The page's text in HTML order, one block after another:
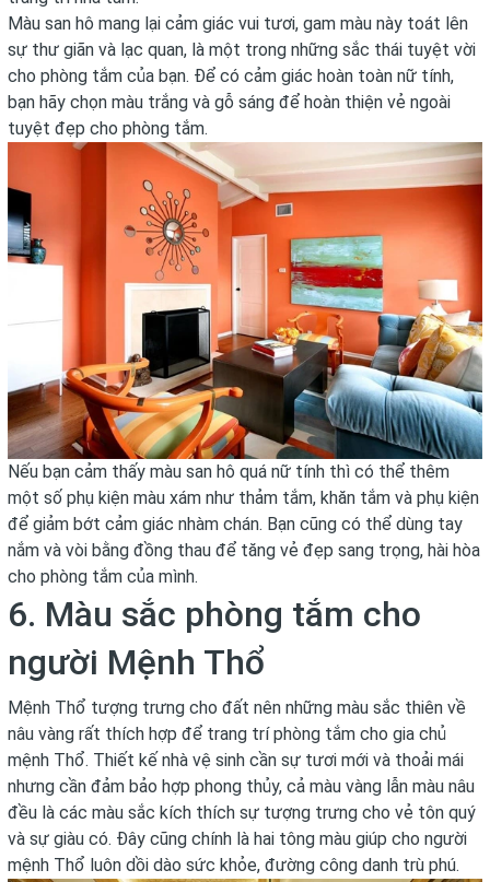
Màu san hô mang lại cảm giác vui tươi, gam màu này toát lên
sự thư giãn và lạc quan, là một trong những sắc thái tuyệt vời
cho phòng tắm của bạn. Để có cảm giác hoàn toàn nữ tính,
bạn hãy chọn màu trắng và gỗ sáng để hoàn thiện vẻ ngoài
tuyệt đẹp cho phòng tắm.
Nếu bạn cảm thấy màu san hô quá nữ tính thì có thể thêm
một số phụ kiện màu xám như thảm tắm, khăn tắm và phụ kiện
để giảm bớt cảm giác nhàm chán. Bạn cũng có thể dùng tay
nắm và vòi bằng đồng thau để tăng vẻ đẹp sang trọng, hài hòa
cho phòng tắm của mình.
6. Màu sắc phòng tắm cho
người Mệnh Thổ
Mệnh Thổ tượng trưng cho đất nên những màu sắc thiên về
nâu vàng rất thích hợp để trang trí phòng tắm cho gia chủ
mệnh Thổ. Thiết kế nhà vệ sinh cần sự tươi mới và thoải mái
nhưng cần đảm bảo hợp phong thủy, cả màu vàng lẫn màu nâu
đều là các màu sắc kích thích sự tượng trưng cho vẻ tôn quý
và sự giàu có. Đây cũng chính là hai tông màu giúp cho người
mệnh Thổ luôn dồi dào sức khỏe, đường công danh trù phú.